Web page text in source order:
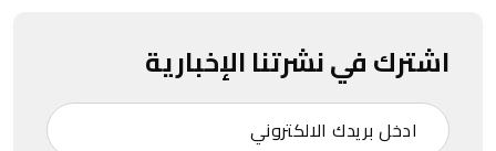
اشترك في نشرتنا الإخبارية